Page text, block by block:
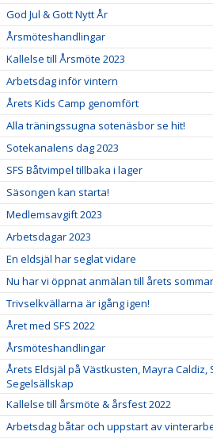
God Jul & Gott Nytt År
Årsmöteshandlingar
Kallelse till Årsmöte 2023
Arbetsdag inför vintern
Årets Kids Camp genomfört
Alla träningssugna sotenäsbor se hit!
Sotekanalens dag 2023
SFS Båtvimpel tillbaka i lager
Säsongen kan starta!
Medlemsavgift 2023
Arbetsdagar 2023
En eldsjäl har seglat vidare
Nu har vi öppnat anmälan till årets
Trivselkvällarna är igång igen!
Året med SFS 2022
Årsmöteshandlingar
Årets Eldsjäl på Västkusten, Mayra Caldiz,
Segelsällskap
Kallelse till årsmöte & årsfest 2022
Arbetsdag båtar och uppstart av